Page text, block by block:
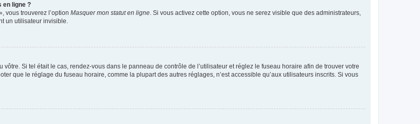
en ligne ?
vous trouverez l’option Masquer mon statut en ligne . Si vous activez cette option, vous ne serez visible que des administrateurs,
un utilisateur invisible.
Si tel était le cas, rendez-vous dans le panneau de contrôle de l’utilisateur et réglez le fuseau horaire afin de trouver votre
que le réglage du fuseau horaire, comme la plupart des autres réglages, n’est accessible qu’aux utilisateurs inscrits. Si vous